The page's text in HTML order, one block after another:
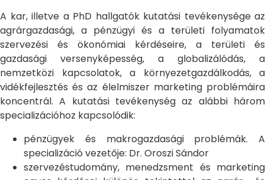
A kar, illetve a PhD hallgatók kutatási tevékenysége az
agrárgazdasági, a pénzügyi és a területi folyamatok
szervezési és ökonómiai kérdéseire, a területi és
gazdasági versenyképesség, a globalizálódás, a
nemzetközi kapcsolatok, a környezetgazdálkodás, a
vidékfejlesztés és az élelmiszer marketing problémáira
koncentrál. A kutatási tevékenység az alábbi három
specializációhoz kapcsolódik:
pénzügyek és makrogazdasági problémák. A
specializáció vezetője: Dr. Oroszi Sándor
szervezéstudomány, menedzsment és marketing